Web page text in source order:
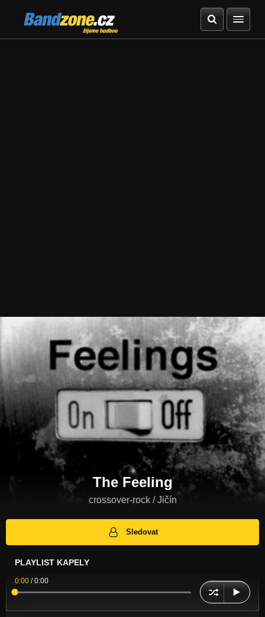
Bandzone.cz
žijeme hudbou
The Feeling
crossover-rock / Jičín
Sledovat
PLAYLIST KAPELY
0:00 /0:00